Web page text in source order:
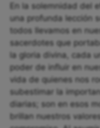
En la solemnidad del
una profunda lección
todos llevamos en
sacerdotes que
la gloria divina, cada
poder de influir en
vida de quienes nos
subestimar la
diarias; son en esos
brillan nuestros